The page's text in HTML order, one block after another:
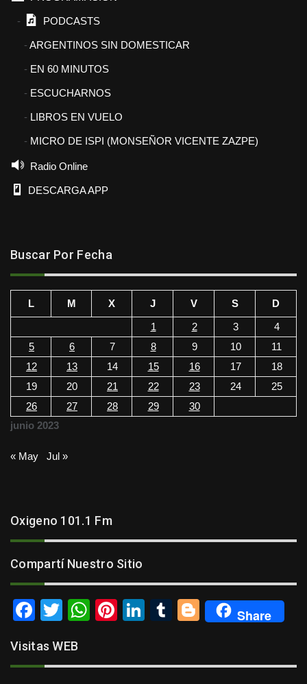
PODCASTS
ARGENTINOS SIN DOMESTICAR
EN 60 MINUTOS
ESCUCHARNOS
LIBROS EN VUELO
MICRO DE ISPI (MONSEÑOR VICENTE ZAZPE)
Radio Online
DESCARGA APP
Buscar Por Fecha
junio 2023
L M X J V S
D
1
2 3
4
5
6 7 8 9 10
11
12
13 14 15 16 17
18
19
20 21 22 23 24
25
26
27 28 29 30
« May Jul »
Oxigeno 101.1 Fm
Compartí Nuestro Sitio
F
c
e
T
tt
er
W
s
Pi
e
Li
e
T
bl
Bl
g
Share
Visitas WEB